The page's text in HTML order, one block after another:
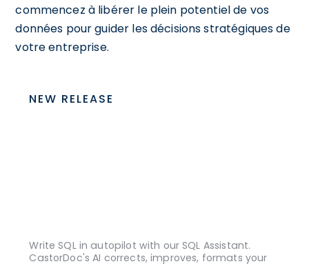
commencez à libérer le plein potentiel de vos
données pour guider les décisions stratégiques de
votre entreprise.
NEW RELEASE
Write SQL in autopilot with our SQL Assistant.
CastorDoc's AI corrects, improves, formats your